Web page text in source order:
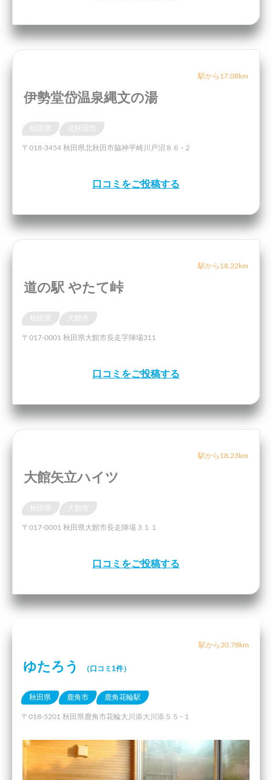
駅から17.08km
伊勢堂岱温泉縄文の湯
〒018-3454 秋田県北秋田市脇神平崎川戸沼８６−２
口コミをご投稿する
駅から18.22km
道の駅 やたて峠
〒017-0001 秋田県大館市長走字陣場311
口コミをご投稿する
駅から18.23km
大館矢立ハイツ
〒017-0001 秋田県大館市長走陣場３１１
口コミをご投稿する
駅から20.78km
ゆたろう （口コミ1件）
秋田県 鹿角市 鹿角花輪駅
〒018-5201 秋田県鹿角市花輪大川添大川添５５−１